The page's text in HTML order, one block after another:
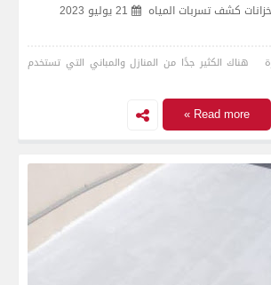
كشف تسربات المياه
21 يوليو 2023
هناك الكثير جدًا من المنازل والمباني التي تستخدم
Read more »